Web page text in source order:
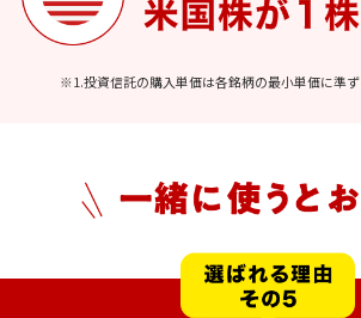
※1.投資信託の購入単価は各銘柄の最小単価に準